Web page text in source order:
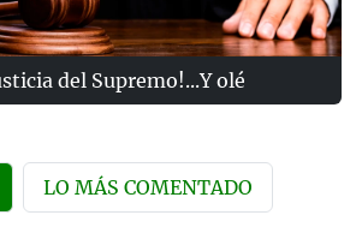
del Supremo!...Y olé
LO MÁS COMENTADO